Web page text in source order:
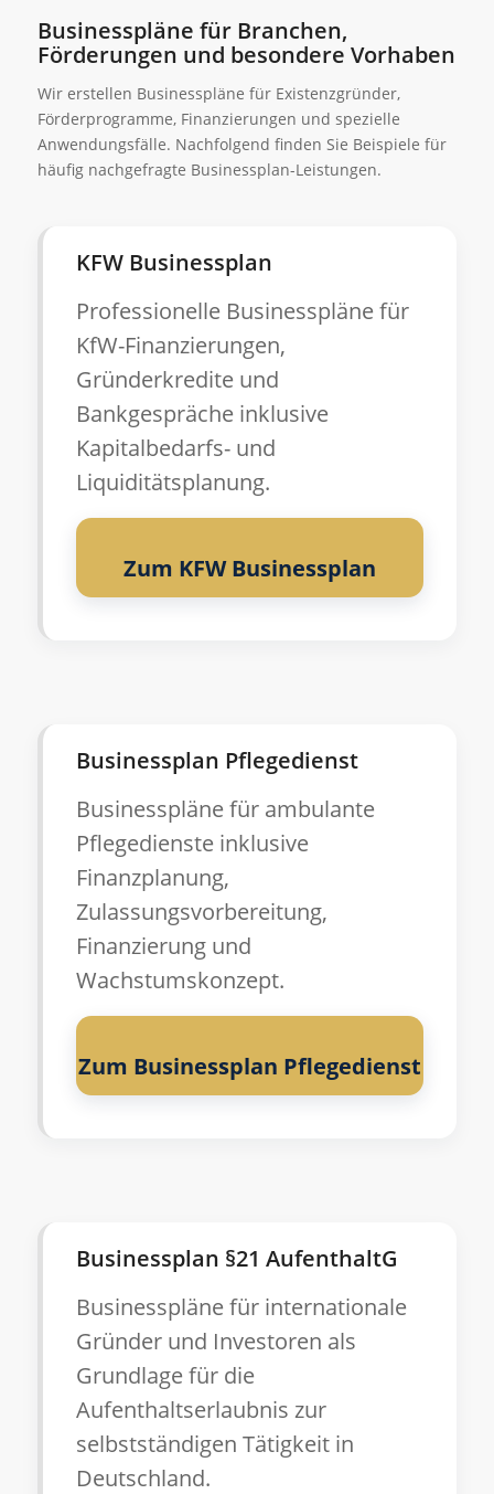
Businesspläne für Branchen,
Förderungen und besondere Vorhaben
Wir erstellen Businesspläne für Existenzgründer,
Förderprogramme, Finanzierungen und spezielle
Anwendungsfälle. Nachfolgend finden Sie Beispiele für
häufig nachgefragte Businessplan-Leistungen.
KFW Businessplan
Professionelle Businesspläne für
KfW-Finanzierungen,
Gründerkredite und
Bankgespräche inklusive
Kapitalbedarfs- und
Liquiditätsplanung.
Zum KFW Businessplan
Businessplan Pflegedienst
Businesspläne für ambulante
Pflegedienste inklusive
Finanzplanung,
Zulassungsvorbereitung,
Finanzierung und
Wachstumskonzept.
Zum Businessplan Pflegedienst
Businessplan §21 AufenthaltG
Businesspläne für internationale
Gründer und Investoren als
Grundlage für die
Aufenthaltserlaubnis zur
selbstständigen Tätigkeit in
Deutschland.